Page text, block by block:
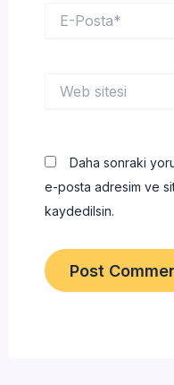
Posta*
sitesi
Daha sonraki
e-posta adresim ve
kaydedilsin.